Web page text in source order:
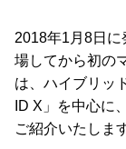
2018年1月8日
場してから初の
は、ハイブリッ
ID X」を中心に
ご紹介いたしま